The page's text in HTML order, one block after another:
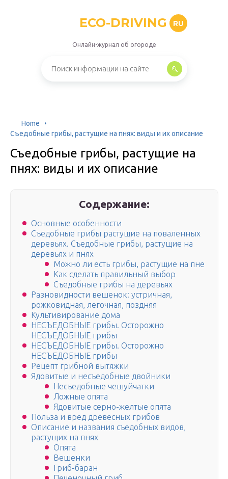
ECO-DRIVING RU
Онлайн-журнал об огороде
Home
Съедобные грибы, растущие на пнях: виды и их описание
Съедобные грибы, растущие на
пнях: виды и их описание
Содержание:
Основные особенности
Съедобные грибы растущие на поваленных
деревьях. Съедобные грибы, растущие на
деревьях и пнях
Можно ли есть грибы, растущие на пне
Как сделать правильный выбор
Съедобные грибы на деревьях
Разновидности вешенок: устричная,
рожковидная, легочная, поздняя
Культивирование дома
НЕСЪЕДОБНЫЕ грибы. Осторожно
НЕСЪЕДОБНЫЕ грибы
НЕСЪЕДОБНЫЕ грибы. Осторожно
НЕСЪЕДОБНЫЕ грибы
Рецепт грибной вытяжки
Ядовитые и несъедобные двойники
Несъедобные чешуйчатки
Ложные опята
Ядовитые серно-желтые опята
Польза и вред древесных грибов
Описание и названия съедобных видов,
растущих на пнях
Опята
Вешенки
Гриб-баран